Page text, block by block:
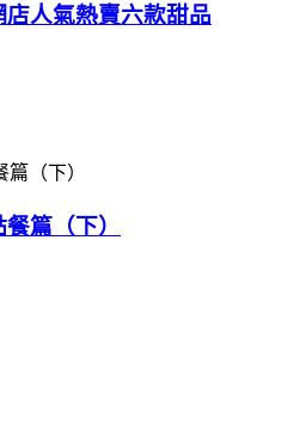
店人氣熱賣六款甜品
篇（下）